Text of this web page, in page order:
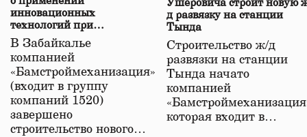
инновационных
технологий при
строительстве нового моста
в Забайкалье
В Забайкалье
компанией
«Бамстроймеханизация»
(входит в группу
компаний 1520)
завершено
строительство нового…
Ушеровича строит новую
д развязку на станции
Тында
Строительство ж/д
развязки на станции
Тында начато
компанией
которая входит в…